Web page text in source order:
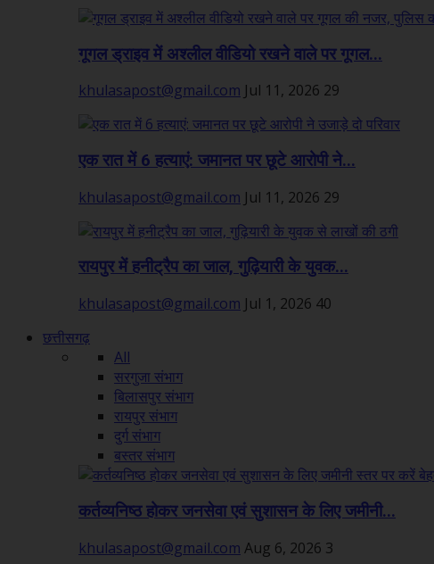
गूगल ड्राइव में अश्लील वीडियो रखने वाले पर गूगल...
khulasapost@gmail.com Jul 11, 2026 29
एक रात में 6 हत्याएं: जमानत पर छूटे आरोपी ने...
khulasapost@gmail.com Jul 11, 2026 29
रायपुर में हनीट्रैप का जाल, गुढ़ियारी के युवक...
khulasapost@gmail.com Jul 1, 2026 40
छत्तीसगढ़
All
सरगुजा संभाग
बिलासपुर संभाग
रायपुर संभाग
दुर्ग संभाग
बस्तर संभाग
कर्तव्यनिष्ठ होकर जनसेवा एवं सुशासन के लिए जमीनी...
khulasapost@gmail.com Aug 6, 2026 3